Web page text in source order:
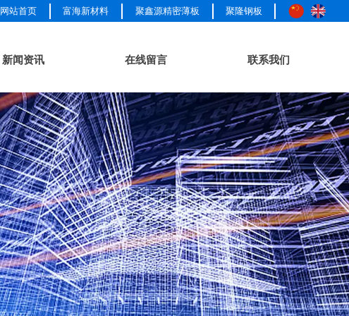
网站首页 富海新材料 聚鑫源精密薄板 聚隆钢板
新闻资讯 在线留言 联系我们